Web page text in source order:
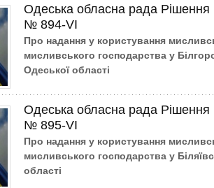
Одеська обласна рада Рішення
№ 894-VI
Про надання у користування
мисливського господарства у
Одеської області
Одеська обласна рада Рішення
№ 895-VI
Про надання у користування
мисливського господарства у
області